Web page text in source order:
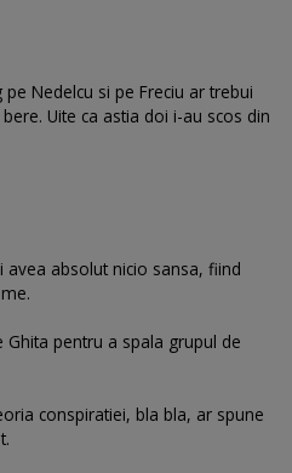
Nedelcu si pe Freciu ar trebui
Uite ca astia doi i-au scos din
avea absolut nicio sansa, fiind
pentru a spala grupul de
conspiratiei, bla bla, ar spune